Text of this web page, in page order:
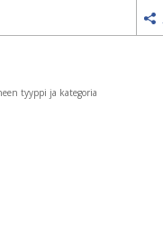
tyyppi ja kategoria